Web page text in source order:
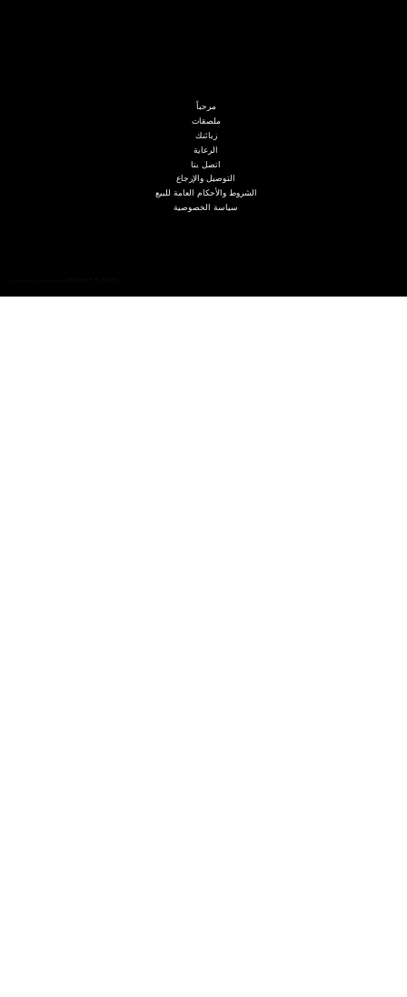
مرحباً
ملصقات
زبائنك
الرعاية
اتصل بنا
التوصيل والإرجاع
الشروط والأحكام العامة للبيع
سياسة الخصوصية